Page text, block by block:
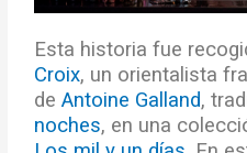
Esta historia fue
Croix, un orientalista
deAntoine Galland,
noches, en una